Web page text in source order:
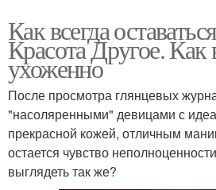
Как всегда
Красота Другое. Как
ухоженно
После просмотра глянцевых
"насоляренными" девицами с
прекрасной кожей, отличным
остается чувство
выглядеть так же?